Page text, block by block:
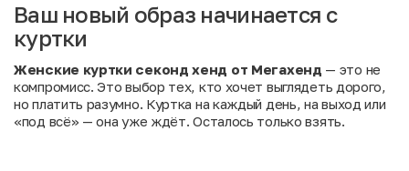
Ваш новый образ начинается с
куртки
Женские куртки секонд хенд от Мегахенд — это не
компромисс. Это выбор тех, кто хочет выглядеть дорого,
но платить разумно. Куртка на каждый день, на выход или
«под всё» — она уже ждёт. Осталось только взять.